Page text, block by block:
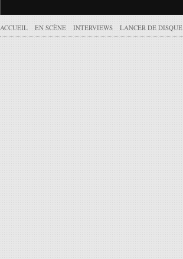
ACCUEIL EN SCÈNE INTERVIEWS LANCER DE DISQUE